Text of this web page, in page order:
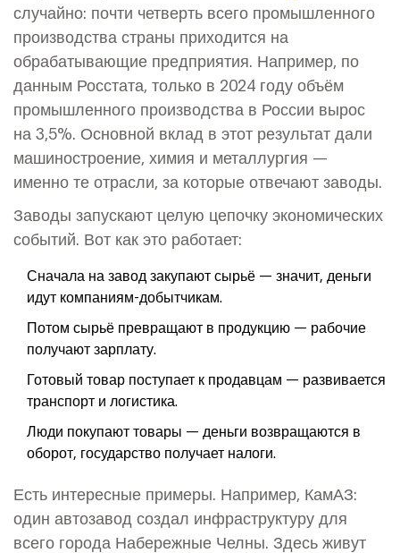
случайно: почти четверть всего промышленного
производства страны приходится на
обрабатывающие предприятия. Например, по
данным Росстата, только в 2024 году объём
промышленного производства в России вырос
на 3,5%. Основной вклад в этот результат дали
машиностроение, химия и металлургия —
именно те отрасли, за которые отвечают заводы.
Заводы запускают целую цепочку экономических
событий. Вот как это работает:
Сначала на завод закупают сырьё — значит, деньги
идут компаниям-добытчикам.
Потом сырьё превращают в продукцию — рабочие
получают зарплату.
Готовый товар поступает к продавцам — развивается
транспорт и логистика.
Люди покупают товары — деньги возвращаются в
оборот, государство получает налоги.
Есть интересные примеры. Например, КамАЗ:
один автозавод создал инфраструктуру для
всего города Набережные Челны. Здесь живут